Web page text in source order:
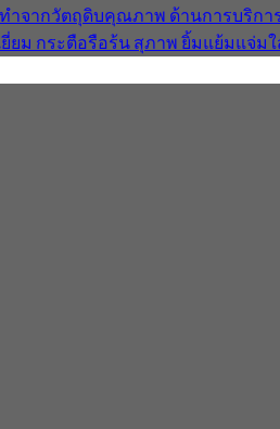
ำจากวัตถุดิบคุณภาพ ด้านการบริกา
ยม กระตือรือร้น สุภาพ ยิ้มแย้มแจ่ม